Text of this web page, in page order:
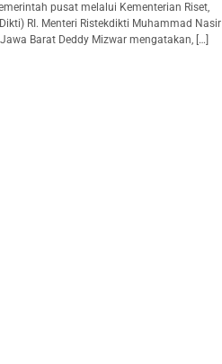
pusat melalui Kementerian Riset,
RI. Menteri Ristekdikti Muhammad Nasir
Barat Deddy Mizwar mengatakan, […]